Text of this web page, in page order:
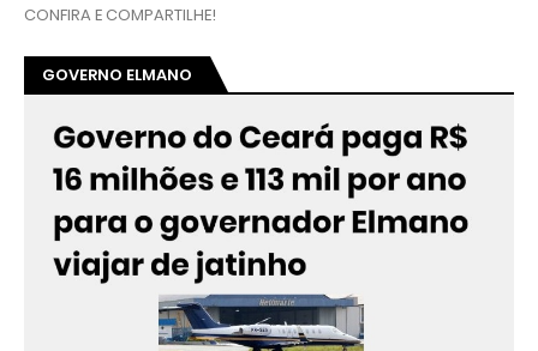
CONFIRA E COMPARTILHE!
GOVERNO ELMANO